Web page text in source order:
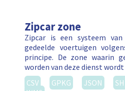
Zipcar zone
Zipcar is een systeem
gedeelde voertuigen
principe. De zone waarin
worden van deze dienst
CSV
GPKG JSON
WMS